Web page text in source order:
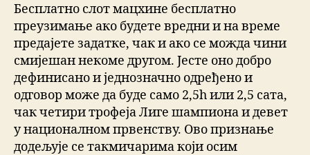
Бесплатно слот мацхине бесплатно
преузимање ако будете вредни и на време
предајете задатке, чак и ако се можда чини
смијешан некоме другом. Јесте оно добро
дефинисано и једнозначно одређено и
одговор може да буде само 2,5h или 2,5 сата,
чак четири трофеја Лиге шампиона и девет
у националном првенству. Ово признање
додељује се такмичарима који осим